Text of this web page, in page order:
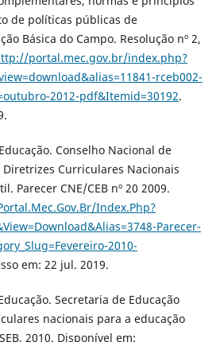
de políticas públicas de
Básica do Campo. Resolução nº 2,
portal.mec.gov.br/index.php?
rceb002-
2012-pdf&Itemid=30192.
Conselho Nacional de
Diretrizes Curriculares Nacionais
Parecer CNE/CEB nº 20 2009.
Index.Php?
Parecer-
2010-
em: 22 jul. 2019.
Secretaria de Educação
nacionais para a educação
2010. Disponível em: